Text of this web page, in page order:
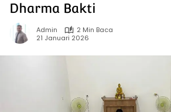
Dharma Bakti
Admin
2 Min Baca
21 Januari 2026